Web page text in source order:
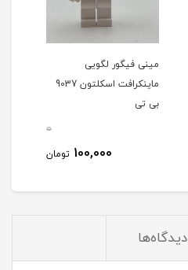
مینی فیگور لگویی
ماینکرافت اسکلتون 9037
بی تی
0
100,000 تومان
دیدگاه‌ها